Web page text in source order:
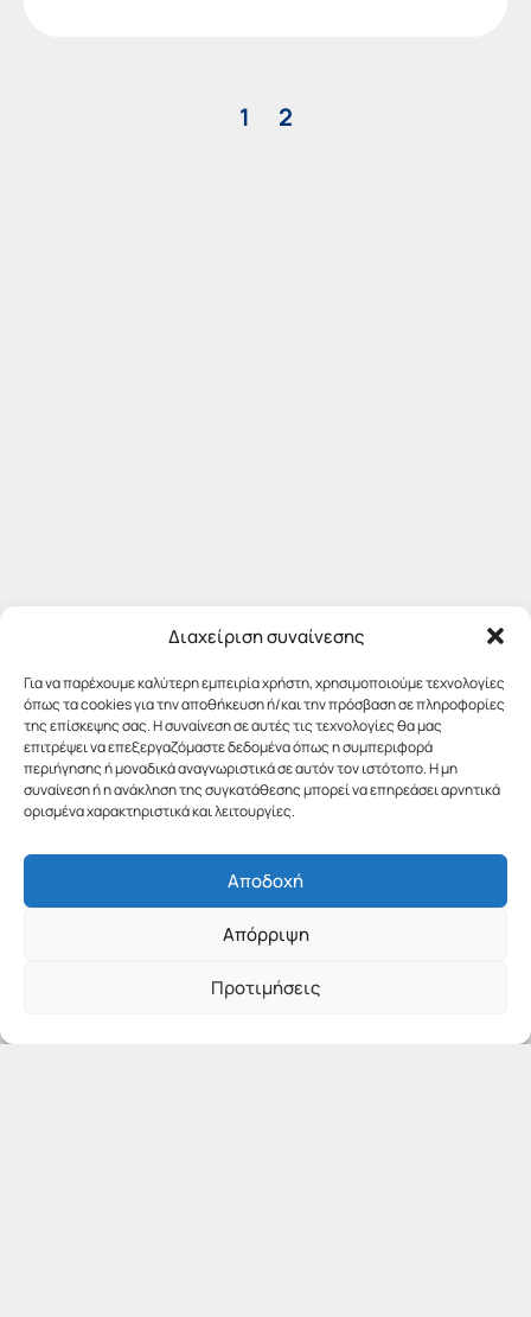
Διαχείριση συναίνεσης
Για να παρέχουμε καλύτερη εμπειρία χρήστη, χρησιμοποιούμε τεχνολογίες
όπως τα cookies για την αποθήκευση ή/και την πρόσβαση σε πληροφορίες
της επίσκεψης σας. Η συναίνεση σε αυτές τις τεχνολογίες θα μας
επιτρέψει να επεξεργαζόμαστε δεδομένα όπως η συμπεριφορά
περιήγησης ή μοναδικά αναγνωριστικά σε αυτόν τον ιστότοπο. Η μη
συναίνεση ή η ανάκληση της συγκατάθεσης μπορεί να επηρεάσει αρνητικά
ορισμένα χαρακτηριστικά και λειτουργίες.
Αποδοχή
Απόρριψη
Προτιμήσεις
1 2